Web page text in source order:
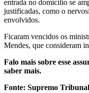
entrada no domicílio se
justificadas, como o
envolvidos.
Ficaram vencidos os
Mendes, que consideram
Falo mais sobre esse
saber mais.
Fonte: Supremo